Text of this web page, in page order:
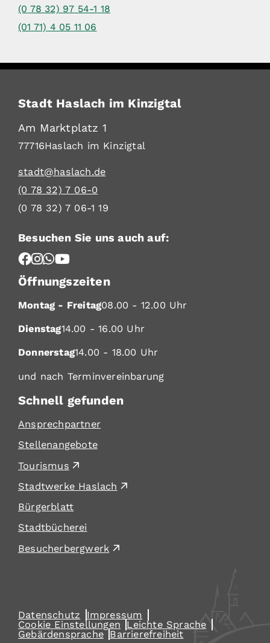
(0 78 32) 97 54-1 18
(01 71) 4 05 11 06
Stadt Haslach im Kinzigtal
Am Marktplatz 1
77716Haslach im Kinzigtal
stadt@haslach.de
(0 78 32) 7 06-0
(0 78 32) 7 06-1 19
Besuchen Sie uns auch auf:
Öffnungszeiten
Montag - Freitag08.00 - 12.00 Uhr
Dienstag14.00 - 16.00 Uhr
Donnerstag14.00 - 18.00 Uhr
und nach Terminvereinbarung
Schnell gefunden
Ansprechpartner
Stellenangebote
Tourismus
Stadtwerke Haslach
Bürgerblatt
Stadtbücherei
Besucherbergwerk
Datenschutz
Impressum
Cookie Einstellungen
Leichte Sprache
Gebärdensprache Barrierefreiheit